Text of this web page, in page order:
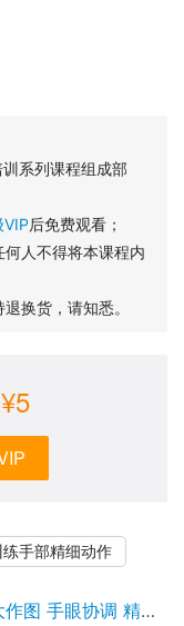
系列课程组成部
VIP后免费观看；
人不得将本课程内
换货，请知悉。
¥5
练手部精细动作
调 精细动作 空间知觉